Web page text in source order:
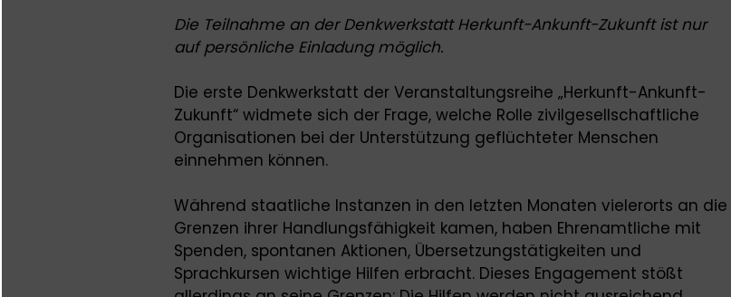
Die Teilnahme an der Denkwerkstatt Herkunft-Ankunft-Zukunft ist nur
auf persönliche Einladung möglich.
Die erste Denkwerkstatt der Veranstaltungsreihe „Herkunft-Ankunft-
Zukunft“ widmete sich der Frage, welche Rolle zivilgesellschaftliche
Organisationen bei der Unterstützung geflüchteter Menschen
einnehmen können.
Während staatliche Instanzen in den letzten Monaten vielerorts an die
Grenzen ihrer Handlungsfähigkeit kamen, haben Ehrenamtliche mit
Spenden, spontanen Aktionen, Übersetzungstätigkeiten und
Sprachkursen wichtige Hilfen erbracht. Dieses Engagement stößt